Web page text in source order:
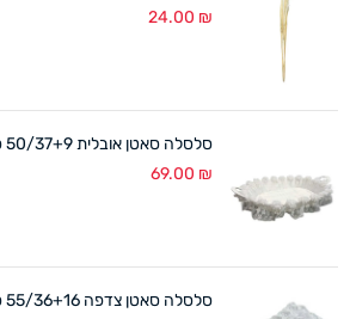
24.00 ₪
סלסלה סאטן אובלית 50/37+9 ס"מ לבן
69.00 ₪
סלסלה סאטן צדפה 55/36+16 ס"מ לבן